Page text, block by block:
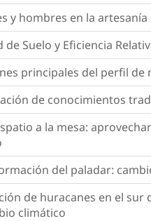
y hombres en la
de Suelo y Eficiencia
principales del perfil
de conocimientos
a la mesa:
del paladar:
de huracanes en el
climático